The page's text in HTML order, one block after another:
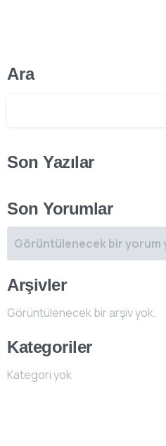
Ara
Son Yazılar
Son Yorumlar
Görüntülenecek bir yorum
Arşivler
Görüntülenecek bir arşiv yok.
Kategoriler
Kategori yok